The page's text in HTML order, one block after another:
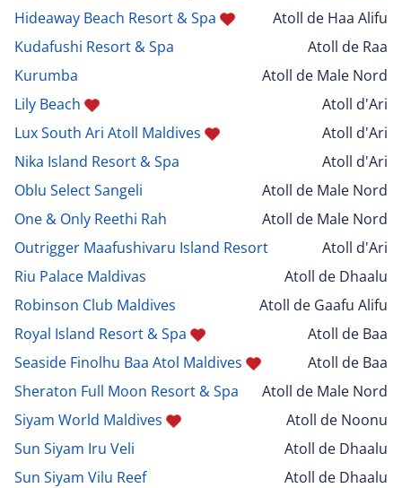
Hideaway Beach Resort & Spa
Atoll de Haa Alifu
Kudafushi Resort & Spa
Atoll de Raa
Kurumba
Atoll de Male Nord
Lily Beach
Atoll d'Ari
Lux South Ari Atoll Maldives
Atoll d'Ari
Nika Island Resort & Spa
Atoll d'Ari
Oblu Select Sangeli
Atoll de Male Nord
One & Only Reethi Rah
Atoll de Male Nord
Outrigger Maafushivaru Island Resort
Atoll d'Ari
Riu Palace Maldivas
Atoll de Dhaalu
Robinson Club Maldives
Atoll de Gaafu Alifu
Royal Island Resort & Spa
Atoll de Baa
Seaside Finolhu Baa Atol Maldives
Atoll de Baa
Sheraton Full Moon Resort & Spa
Atoll de Male Nord
Siyam World Maldives
Atoll de Noonu
Sun Siyam Iru Veli
Atoll de Dhaalu
Sun Siyam Vilu Reef
Atoll de Dhaalu